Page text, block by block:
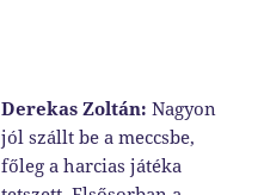
Derekas Zoltán:Nagyon
jól szállt be a meccsbe,
főleg a harcias játéka